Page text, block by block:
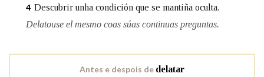
OUTRAS OPCIÓNS DE BUSCA
4 Descubrir unha condición que se mantiña oculta.
Delatouse el mesmo coas súas continuas preguntas.
Antes e despois de delatar